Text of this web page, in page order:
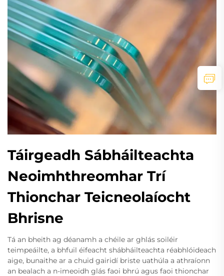
Táirgeadh Sábháilteachta
Neoimhthreomhar Trí
Thionchar Teicneolaíocht
Bhrisne
Tá an bheith ag déanamh a chéile ar ghlás soiléir
teimpeáilte, a bhfuil éifeacht shábháilteachta réabhlóideach
aige, bunaithe ar a chuid gairidí briste uathúla a athraíonn
an bealach a n-imeoidh glás faoi bhrú agus faoi thionchar